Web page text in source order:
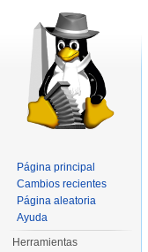
Página principal
Cambios recientes
Página aleatoria
Ayuda
Herramientas